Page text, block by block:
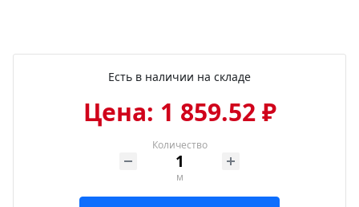
Есть в наличии на складе
Цена: 1 859.52 ₽
Количество
м